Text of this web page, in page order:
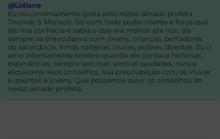
@Lidiane
Eu sou imensamente grata pelo nosso amado profeta
Thomas S Monson. Sei com todo poder mente e força que
ele nos conhecia e sabia o que era melhor pra nós, ele
sempre se preoculpava com jovens, crianças, portadores
do sacerdocio, irmãs solteiras, viuvas, pobres, doentes. Eu o
amo intensamente lembro quando ele contava histórias,
experiências, sempre sorrindo sentirei saudades, nunca
esquecerei seus conselhos, sua preocupação com as viuvas
e doentes e jovens. Que possamos ouvir os conselhos do
nosso amado profeta.